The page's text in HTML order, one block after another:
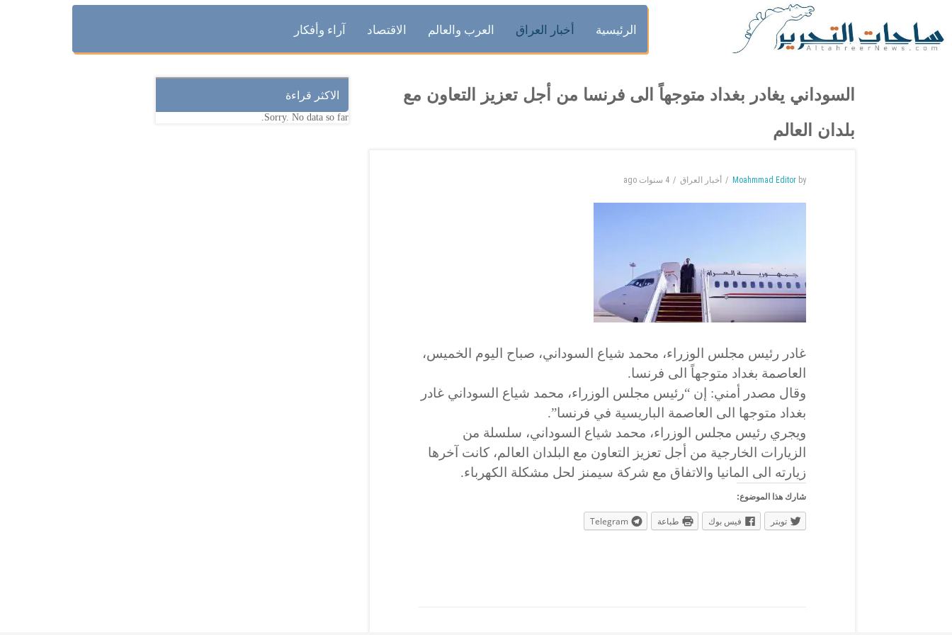
الرئيسية أخبار العراق العرب والعالم الاقتصاد آراء وأفكار
السوداني يغادر بغداد متوجهاً الى فرنسا من أجل تعزيز التعاون مع
بلدان العالم
by
Moahmmad Editor أخبار العراق 4 سنوات ago
غادر رئيس مجلس الوزراء، محمد شياع السوداني، صباح اليوم الخميس،
العاصمة بغداد متوجهاً الى فرنسا.
وقال مصدر أمني: إن “رئيس مجلس الوزراء، محمد شياع السوداني غادر
بغداد متوجها الى العاصمة الباريسية في فرنسا”.
ويجري رئيس مجلس الوزراء، محمد شياع السوداني، سلسلة من
الزيارات الخارجية من أجل تعزيز التعاون مع البلدان العالم، كانت آخرها
زيارته الى المانيا والاتفاق مع شركة سيمنز لحل مشكلة الكهرباء.
شارك هذا الموضوع:
تويتر فيس بوك طباعة Telegram
الاكثر قراءة
Sorry. No data so far.